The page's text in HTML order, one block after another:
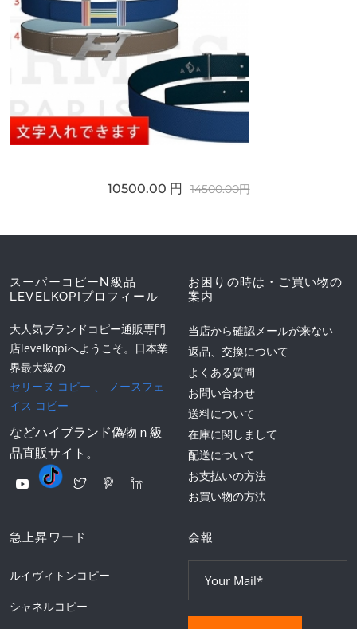
10500.00 円 14500.00円
スーパーコピーN級品
LEVELKOPIプロフィール
大人気ブランドコピー通販専門
店levelkopiへようこそ。日本業
界最大級の
セリーヌ コピー 、
ノースフェ
イス コピー
などハイブランド偽物ｎ級
品直販サイト。
お困りの時は・ご買い物の
案内
当店から確認メールが来ない
返品、交換について
よくある質問
お問い合わせ
送料について
在庫に関しまして
配送について
お支払いの方法
お買い物の方法
急上昇ワード
ルイヴィトンコピー
シャネルコピー
会報